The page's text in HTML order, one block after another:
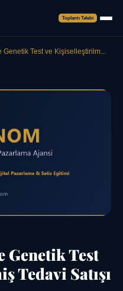
Toplantı Talebi
Genetik Test ve Kişiselleştirilm...
Genetik Test
Tedavi Satışı